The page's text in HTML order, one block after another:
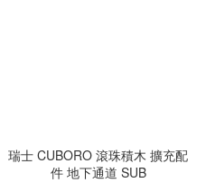
瑞士 CUBORO 滾珠積木 擴充配
件 地下通道 SUB